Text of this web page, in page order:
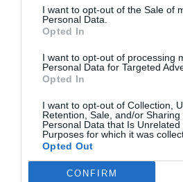
I want to opt-out of the Sale of
Personal Data.
Opted In
I want to opt-out of processing
Personal Data for Targeted
Opted In
I want to opt-out of Collection,
Retention, Sale, and/or Sharing
Personal Data that Is Unrelated
Purposes for which it was
Opted Out
CONFIRM
Questo sito web utilizza i "cookie",
che vengono memorizzati nel browser
I cookies potranno fornire informazioni
del Sito e permettere il
sia cookie di prime parti (es cookie
ricordare le ultime strutture
Google, Yahoo, Facebook e altre
(es remarketing) e social (es utilizzo